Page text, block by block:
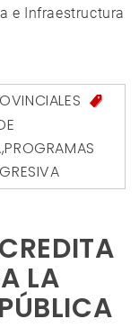
e Infraestructura
,PROGRAMAS
LA